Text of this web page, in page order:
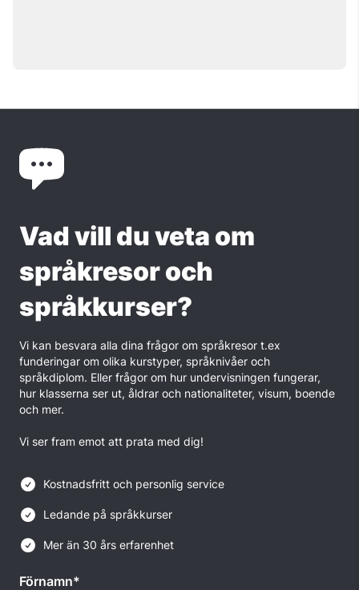
Vad vill du veta om
språkresor och
språkkurser?
Vi kan besvara alla dina frågor om språkresor t.ex
funderingar om olika kurstyper, språknivåer och
språkdiplom. Eller frågor om hur undervisningen fungerar,
hur klasserna ser ut, åldrar och nationaliteter, visum, boende
och mer.
Vi ser fram emot att prata med dig!
Kostnadsfritt och personlig service
Ledande på språkkurser
Mer än 30 års erfarenhet
Förnamn*